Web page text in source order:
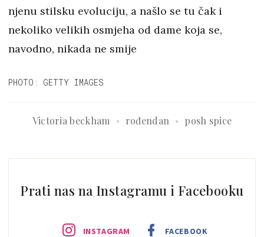
njenu stilsku evoluciju, a našlo se tu čak i
nekoliko velikih osmjeha od dame koja se,
navodno, nikada ne smije
PHOTO: GETTY IMAGES
Victoria beckham rođendan posh spice
Prati nas na Instagramu i Facebooku
INSTAGRAM FACEBOOK